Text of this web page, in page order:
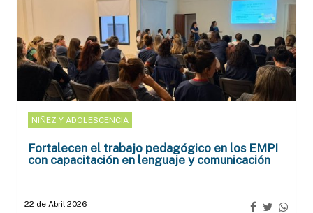
NIÑEZ Y ADOLESCENCIA
Fortalecen el trabajo pedagógico en los EMPI
con capacitación en lenguaje y comunicación
22 de Abril 2026